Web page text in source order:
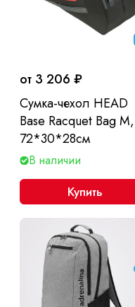
от 3 206 ₽
Сумка-чехол HEAD
Base Racquet Bag M,
72*30*28см
В наличии
Купить